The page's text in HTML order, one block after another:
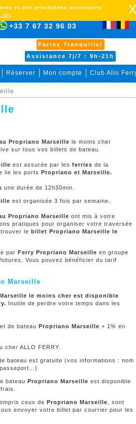
+33 7 67 32 96 03
Partez Tranquille!
Assistance 7j/7 : 9h-21h
Réserver Mon compte Club Allo
et des prochaines ouvertures
ici
Propriano Marseille le moins cher
sur tous vos billets de bateau.
est assurée par les ferries de la
lie les ports Propriano et Marseille.
une durée de 12h30min.
est organisée 3 fois par semaine.
Propriano Marseille ont mis à votre
pratiques pour organiser votre traversée
le billet Propriano Marseille le
par Ferry Propriano Marseille en groupe
Vous pouvez bénéficier du tarif
Marseille
le moins cher est disponible
Inutile de perdre votre temps dans les
de bateau Propriano Marseille + 1% en
cher ALLO FERRY.
bateau est gratuite (vos informations : nom
bateau Propriano Marseille est disponible
ceux de Propriano Marseille , sont
envoyer votre billet par courrier pour les
souhaitent